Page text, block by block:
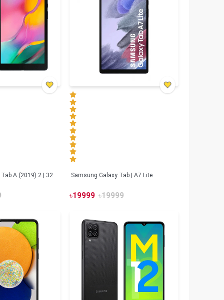
Samsung Galaxy Tab A (2019) 2 | 32 Samsung Galaxy Tab | A7 Lite
৳19999 ৳19999